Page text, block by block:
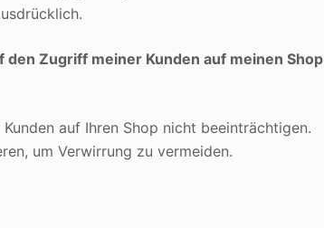
Zugriff meiner Kunden auf meinen Shop
auf Ihren Shop nicht beeinträchtigen.
um Verwirrung zu vermeiden.